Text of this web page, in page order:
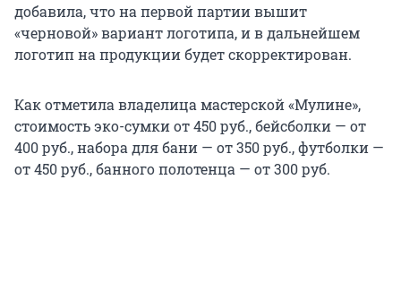
добавила, что на первой партии вышит
«черновой» вариант логотипа, и в дальнейшем
логотип на продукции будет скорректирован.
Как отметила владелица мастерской «Мулине»,
стоимость эко-сумки от 450 руб., бейсболки — от
400 руб., набора для бани — от 350 руб., футболки —
от 450 руб., банного полотенца — от 300 руб.